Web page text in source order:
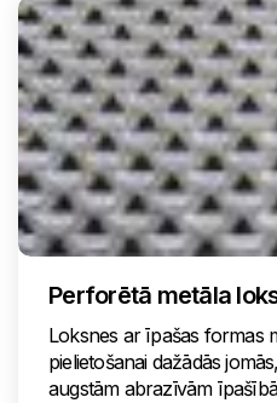
Perforētā metāla
Loksnes ar īpašas formas
pielietošanai dažādās
augstām abrazīvām